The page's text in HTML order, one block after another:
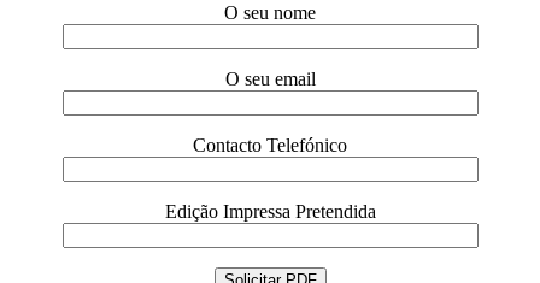
O seu nome
O seu email
Contacto Telefónico
Edição Impressa Pretendida